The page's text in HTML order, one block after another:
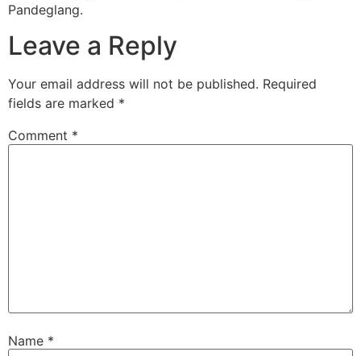
Pandeglang.
Leave a Reply
Your email address will not be published. Required
fields are marked *
Comment *
Name *